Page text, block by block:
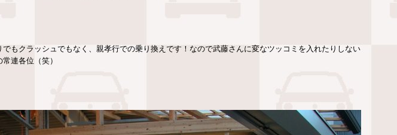
でもクラッシュでもなく、親孝行での乗り換えです！なので武藤さんに変なツッコミを入れたりしない
連各位（笑）